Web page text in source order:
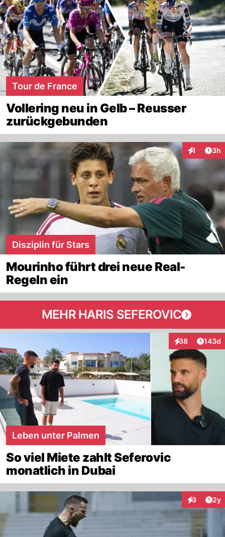
Tour de France
Vollering neu in Gelb – Reusser
zurückgebunden
1 3h
Disziplin für Stars
Mourinho führt drei neue Real-
Regeln ein
MEHR HARIS SEFEROVIC
38
Interaktionen
143d
Leben unter Palmen
So viel Miete zahlt Seferovic
monatlich in Dubai
3 2y